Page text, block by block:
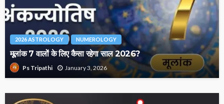
2026 ASTROLOGY NUMEROLOGY
मूलांक 7 वालों के लिए कैसा रहेगा साल 2026?
Ps Tripathi January 3, 2026